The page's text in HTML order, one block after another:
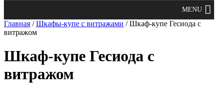
Главная /Шкафы-купе с витражами / Шкаф-купе Гесиода с
витражом
Шкаф-купе Гесиода с
витражом